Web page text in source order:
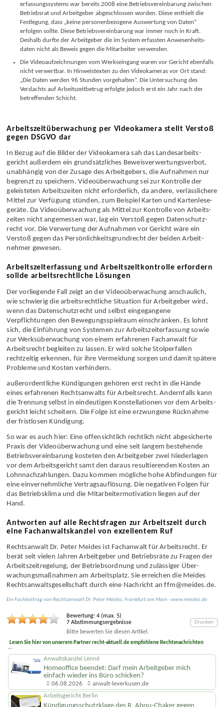
erfassungs­systems war bereits 2008 eine Betriebs­vereinbarung zwischen
Betriebsrat und Arbeitgeber abgeschlossen worden. Diese enthielt die
Festlegung, dass „keine personen­bezogene Auswertung von Daten“
erfolgen sollte. Diese Betriebs­vereinbarung war immer noch in Kraft.
Deshalb durfte der Arbeitgeber die im System erfassten Anwesenheits­
daten nicht als Beweis gegen die Mitarbeiter verwenden.
Die Video­aufzeichnungen vom Werks­eingang waren vor Gericht ebenfalls
nicht verwertbar. In Hinweis­texten zu den Video­kameras vor Ort stand:
„Die Daten werden 96 Stunden vorgehalten“. Die Untersuchung des
Verdachts auf Arbeits­zeitbetrug erfolgte jedoch erst ein Jahr nach der
betreffenden Schicht.
Arbeitszeitüberwachung per Videokamera stellt Verstoß
gegen DSGVO dar
In Bezug auf die Bilder der Videokamera sah das Landes­arbeits­
gericht außerdem ein grund­sätzliches Beweis­verwertungs­verbot,
unabhängig von der Zusage des Arbeit­gebers, die Aufnahmen nur
begrenzt zu speichern. Video­überwachung sei zur Kontrolle der
geleisteten Arbeits­zeiten nicht erforderlich, da andere, verlässlichere
Mittel zur Verfügung stünden, zum Beispiel Karten und Kartenlese­
geräte. Da Video­überwachung als Mittel zur Kontrolle von Arbeits­
zeiten nicht angemessen war, lag ein Verstoß gegen Datenschutz­
recht vor. Die Verwertung der Aufnahmen vor Gericht wäre ein
Verstoß gegen das Persönlichkeits­grundrecht der beiden Arbeit­
nehmer gewesen.
Arbeitszeiterfassung und Arbeitszeitkontrolle erfordern
solide arbeitsrechtliche Lösungen
Der vorliegende Fall zeigt an der Video­überwachung anschaulich,
wie schwierig die arbeits­rechtliche Situation für Arbeitgeber wird,
wenn das Datenschutz­recht und selbst eingegangene
Verpflichtungen den Bewegungs­spielraum einschränken. Es lohnt
sich, die Einführung von Systemen zur Arbeitszeit­erfassung sowie
zur Werks­überwachung von einem erfahrenen Fachanwalt für
Arbeits­recht begleiten zu lassen. Er wird solche Stolper­fallen
rechtzeitig erkennen, für ihre Vermeidung sorgen und damit spätere
Probleme und Kosten verhindern.
außer­ordentliche Kündigungen gehören erst recht in die Hände
eines erfahrenen Rechts­anwalts für Arbeits­recht. Andernfalls kann
die Trennung selbst in eindeutigen Konstellationen vor dem Arbeits­
gericht leicht scheitern. Die Folge ist eine erzwungene Rücknahme
der fristlosen Kündigung.
So war es auch hier: Eine offen­sichtlich rechtlich nicht abgesicherte
Praxis der Video­überwachung und eine seit langem bestehende
Betriebs­vereinbarung kosteten den Arbeitgeber zwei Niederlagen
vor dem Arbeits­gericht samt den daraus resultierenden Kosten an
Lohn­nach­zahlungen. Dazu kommen mögliche hohe Abfindungen für
eine ein­vernehmliche Vertrags­auflösung. Die negativen Folgen für
das Betriebs­klima und die Mitarbeiter­motivation liegen auf der
Hand.
Antworten auf alle Rechtsfragen zur Arbeitszeit durch
eine Fachanwaltskanzlei von exzellentem Ruf
Rechtsanwalt Dr. Peter Meides ist Fachanwalt für Arbeits­recht. Er
berät seit vielen Jahren Arbeitgeber und Betriebs­räte zu Fragen der
Arbeitszeit­regelung, der Betriebs­ordnung und zulässiger Über­
wachungs­maßnahmen am Arbeits­platz. Sie erreichen die Meides
Rechts­anwalts­gesellschaft durch eine Nachricht an ffm@meides.de.
Ein Fachbeitrag vonRechtsanwalt Dr. Peter Meides,Frankfurt am Main -www.meides.de
Bewertung:4 (max.5)
7 Abstimmungsergebnisse
Bitte bewerten Sie diesen Artikel.
Drucken
Lesen Sie hier von unserem Partner recht-aktuell.de empfohlene Rechtsnachrichten
...
Anwaltskanzlei Lenné
Homeoffice beendet: Darf mein Arbeitgeber mich
einfach wieder ins Büro schicken?
06.08.2026 anwalt-leverkusen.de
Arbeitsgericht Berlin